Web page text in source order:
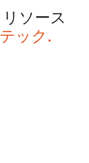
ソース
ック.